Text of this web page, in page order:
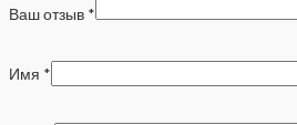
Ваш отзыв *
Имя *